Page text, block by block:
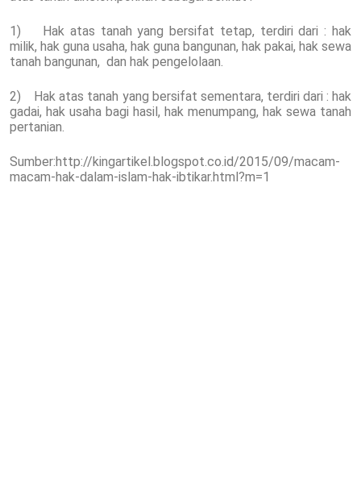
1) Hak atas tanah yang bersifat tetap, terdiri dari : hak
milik, hak guna usaha, hak guna bangunan, hak pakai, hak sewa
tanah bangunan, dan hak pengelolaan.
2) Hak atas tanah yang bersifat sementara, terdiri dari : hak
gadai, hak usaha bagi hasil, hak menumpang, hak sewa tanah
pertanian.
Sumber:http://kingartikel.blogspot.co.id/2015/09/macam-
macam-hak-dalam-islam-hak-ibtikar.html?m=1